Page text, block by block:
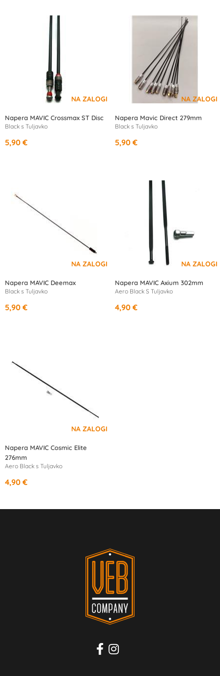
Napera MAVIC Crossmax ST Disc
Black s Tuljavko
5,90 €
Napera Mavic Direct 279mm
Black s Tuljavko
5,90 €
Napera MAVIC Deemax
Black s Tuljavko
5,90 €
Napera MAVIC Axium 302mm
Aero Black S Tuljavko
4,90 €
Napera MAVIC Cosmic Elite
276mm
Aero Black s Tuljavko
4,90 €